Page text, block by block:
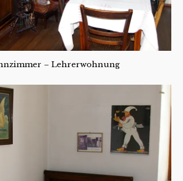
– Lehrerwohnung